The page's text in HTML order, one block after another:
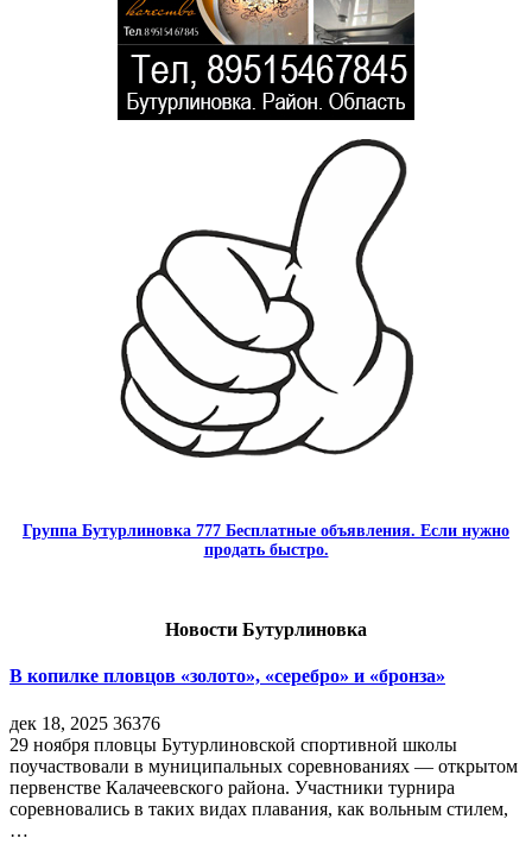
Группа Бутурлиновка 777 Бесплатные объявления. Если нужно
продать быстро.
Новости Бутурлиновка
В копилке пловцов «золото», «серебро» и «бронза»
дек 18, 2025 36376
29 ноября пловцы Бутурлиновской спортивной школы
поучаствовали в муниципальных соревнованиях — открытом
первенстве Калачеевского района. Участники турнира
соревновались в таких видах плавания, как вольным стилем,
…